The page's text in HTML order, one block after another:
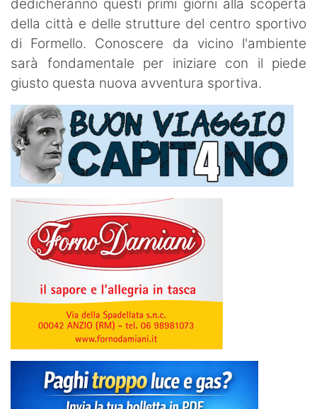
dedicheranno questi primi giorni alla scoperta
della città e delle strutture del centro sportivo
di Formello. Conoscere da vicino l'ambiente
sarà fondamentale per iniziare con il piede
giusto questa nuova avventura sportiva.